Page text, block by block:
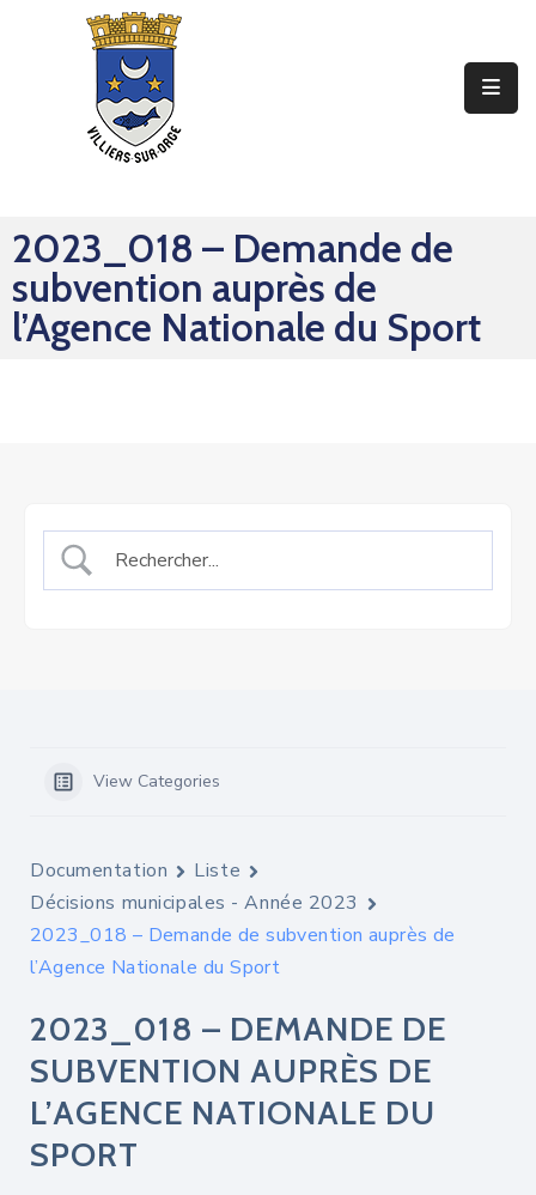
Mes
Sorties
Mes
2023_018 – Demande de
subvention auprès de
l’Agence Nationale du Sport
View Categories
Documentation
Liste
Décisions municipales - Année 2023
2023_018 – Demande de subvention auprès de
l’Agence Nationale du Sport
2023_018 – DEMANDE DE
SUBVENTION AUPRÈS DE
L’AGENCE NATIONALE DU
SPORT